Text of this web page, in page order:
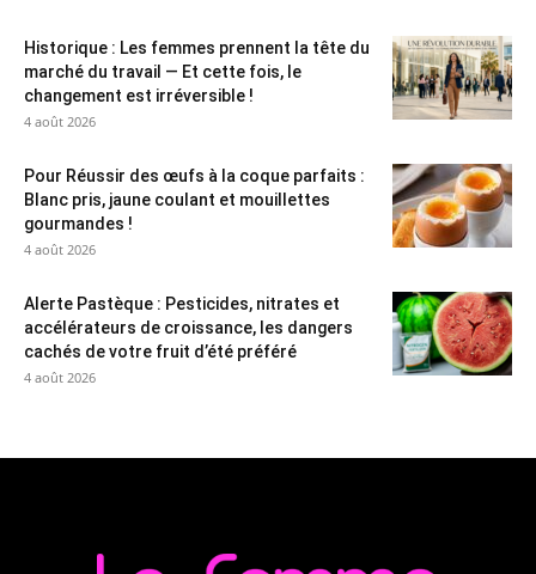
Historique : Les femmes prennent la tête du
marché du travail — Et cette fois, le
changement est irréversible !
4 août 2026
Pour Réussir des œufs à la coque parfaits :
Blanc pris, jaune coulant et mouillettes
gourmandes !
4 août 2026
Alerte Pastèque : Pesticides, nitrates et
accélérateurs de croissance, les dangers
cachés de votre fruit d’été préféré
4 août 2026